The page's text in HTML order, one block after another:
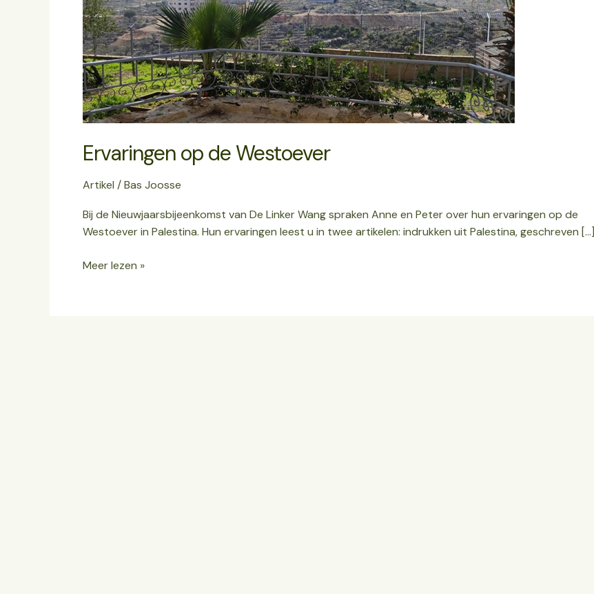
Ervaringen op de Westoever
Artikel /Bas Joosse
Bij de Nieuwjaarsbijeenkomst van De Linker Wang spraken Anne en Peter over hun ervaringen op de
Westoever in Palestina. Hun ervaringen leest u in twee artikelen: indrukken uit Palestina, geschreven […]
Meer lezen »